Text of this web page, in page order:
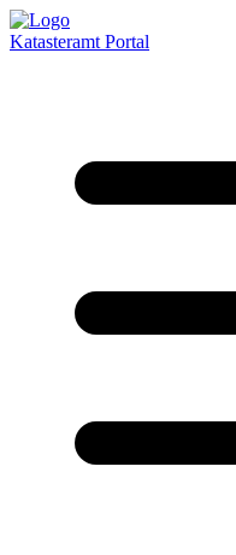
Katasteramt Portal